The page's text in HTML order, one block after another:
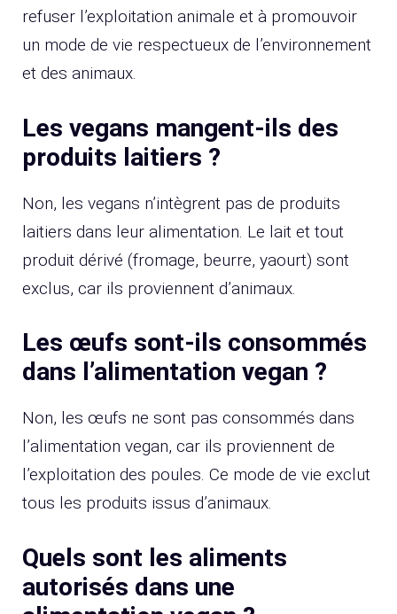
refuser l’exploitation animale et à promouvoir
un mode de vie respectueux de l’environnement
et des animaux.
Les vegans mangent-ils des
produits laitiers ?
Non, les vegans n’intègrent pas de produits
laitiers dans leur alimentation. Le lait et tout
produit dérivé (fromage, beurre, yaourt) sont
exclus, car ils proviennent d’animaux.
Les œufs sont-ils consommés
dans l’alimentation vegan ?
Non, les œufs ne sont pas consommés dans
l’alimentation vegan, car ils proviennent de
l’exploitation des poules. Ce mode de vie exclut
tous les produits issus d’animaux.
Quels sont les aliments
autorisés dans une